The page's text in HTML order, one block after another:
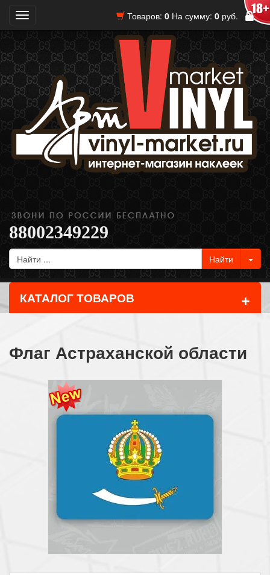
Товаров: 0 На сумму: 0 руб.
Toggle
navigation
88002349229
КАТАЛОГ ТОВАРОВ +
Флаг Астраханской области